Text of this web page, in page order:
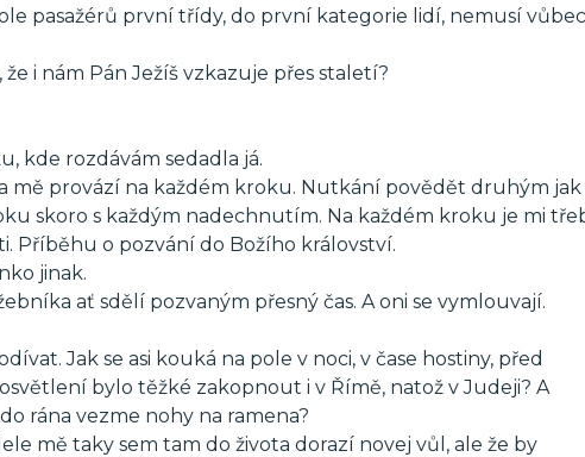
pasažérů první třídy, do první kategorie lidí, nemusí vůbec
i nám Pán Ježíš vzkazuje přes staletí?
kde rozdávám sedadla já.
mě provází na každém kroku. Nutkání povědět druhým
skoro s každým nadechnutím. Na každém kroku je mi
Příběhu o pozvání do Božího království.
jinak.
ať sdělí pozvaným přesný čas. A oni se vymlouvají.
Jak se asi kouká na pole v noci, v čase hostiny, před
bylo těžké zakopnout i v Římě, natož v Judeji? A
rána vezme nohy na ramena?
mě taky sem tam do života dorazí novej vůl, ale že by